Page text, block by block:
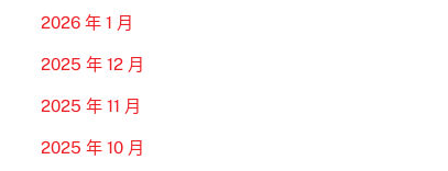
2026 年 1 月
2025 年 12 月
2025 年 11 月
2025 年 10 月